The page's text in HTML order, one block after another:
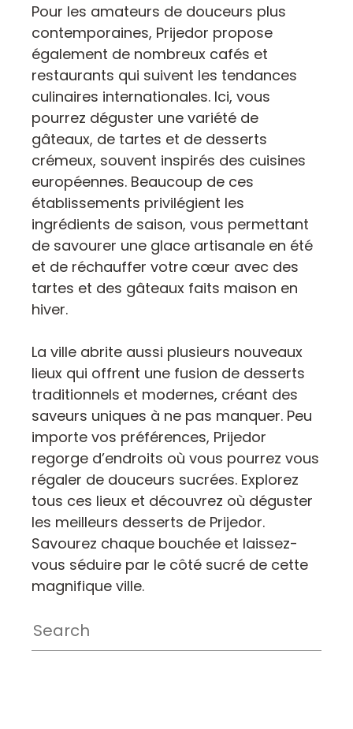
Pour les amateurs de douceurs plus
contemporaines, Prijedor propose
également de nombreux cafés et
restaurants qui suivent les tendances
culinaires internationales. Ici, vous
pourrez déguster une variété de
gâteaux, de tartes et de desserts
crémeux, souvent inspirés des cuisines
européennes. Beaucoup de ces
établissements privilégient les
ingrédients de saison, vous permettant
de savourer une glace artisanale en été
et de réchauffer votre cœur avec des
tartes et des gâteaux faits maison en
hiver.
La ville abrite aussi plusieurs nouveaux
lieux qui offrent une fusion de desserts
traditionnels et modernes, créant des
saveurs uniques à ne pas manquer. Peu
importe vos préférences, Prijedor
regorge d’endroits où vous pourrez vous
régaler de douceurs sucrées. Explorez
tous ces lieux et découvrez où déguster
les meilleurs desserts de Prijedor.
Savourez chaque bouchée et laissez-
vous séduire par le côté sucré de cette
magnifique ville.